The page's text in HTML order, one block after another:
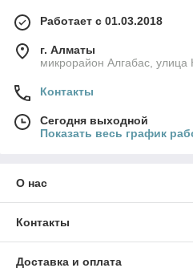
Работает с 01.03.2018
г. Алматы
микрорайон Алгабас, улица
Контакты
Сегодня выходной
Показать весь график
О нас
Контакты
Доставка и оплата